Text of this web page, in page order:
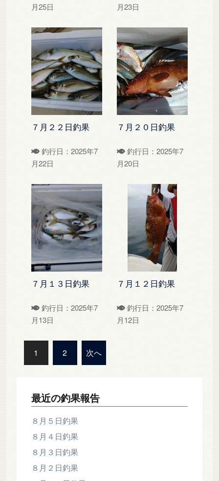
月25日
月23日
７月２２日釣果
釣行日：2025年7
月22日
７月２０日釣果
釣行日：2025年7
月20日
７月１３日釣果
釣行日：2025年7
月13日
７月１２日釣果
釣行日：2025年7
月12日
ー
ジ
り
1 2 次へ
最近の釣果報告
８月５日釣果
８月４日釣果
８月３日釣果
８月２日釣果